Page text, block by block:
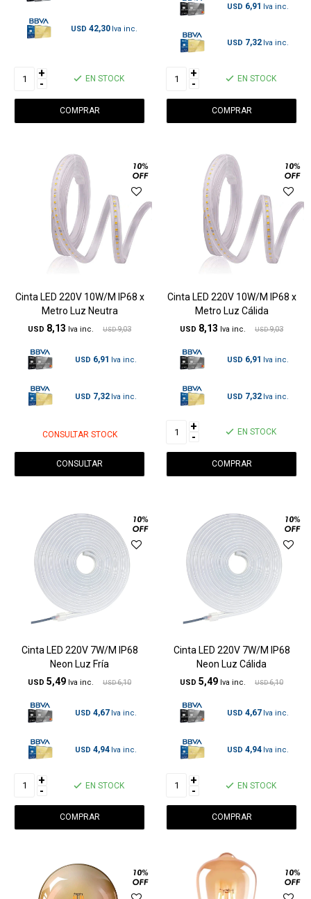
USD 42,30
+
- EN STOCK
USD 6,91
USD 7,32
+
- EN STOCK
Cinta LED 220V 10W/M IP68 x
Metro Luz Neutra
USD 8,13 USD 9,03
USD 6,91
USD 7,32
CONSULTAR STOCK
CONSULTAR
Cinta LED 220V 10W/M IP68 x
Metro Luz Cálida
USD 8,13 USD 9,03
USD 6,91
USD 7,32
+
- EN STOCK
Cinta LED 220V 7W/M IP68
Neon Luz Fría
USD 5,49 USD 6,10
USD 4,67
USD 4,94
+
- EN STOCK
Cinta LED 220V 7W/M IP68
Neon Luz Cálida
USD 5,49 USD 6,10
USD 4,67
USD 4,94
+
- EN STOCK